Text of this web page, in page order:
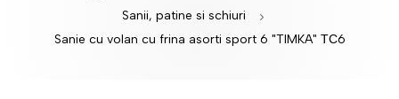
Sanii, patine si schiuri
Sanie cu volan cu frina asorti sport 6 "TIMKA" ТС6